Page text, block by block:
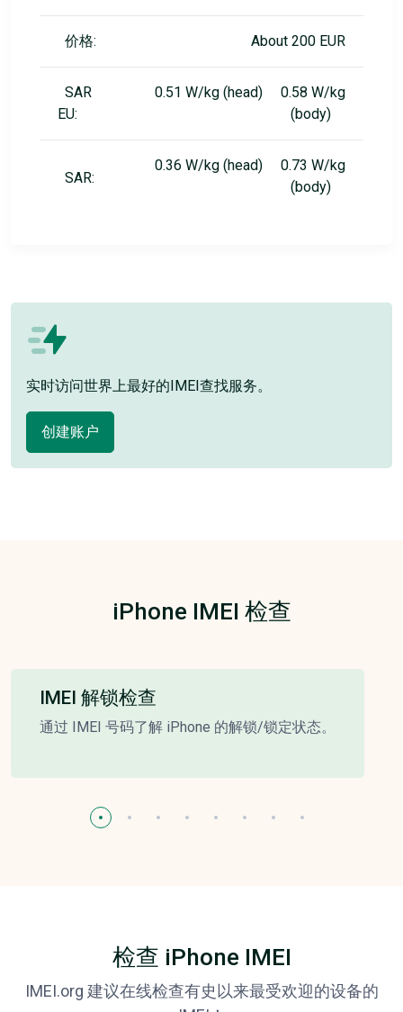
价格: About 200 EUR
SAR
EU:
0.51 W/kg (head) 0.58 W/kg
(body)
SAR:
0.36 W/kg (head) 0.73 W/kg
(body)
实时访问世界上最好的IMEI查找服务。
创建账户
iPhone IMEI 检查
IMEI 解锁检查
通过 IMEI 号码了解 iPhone 的解锁/锁定状态。
检查 iPhone IMEI
IMEI.org 建议在线检查有史以来最受欢迎的设备的